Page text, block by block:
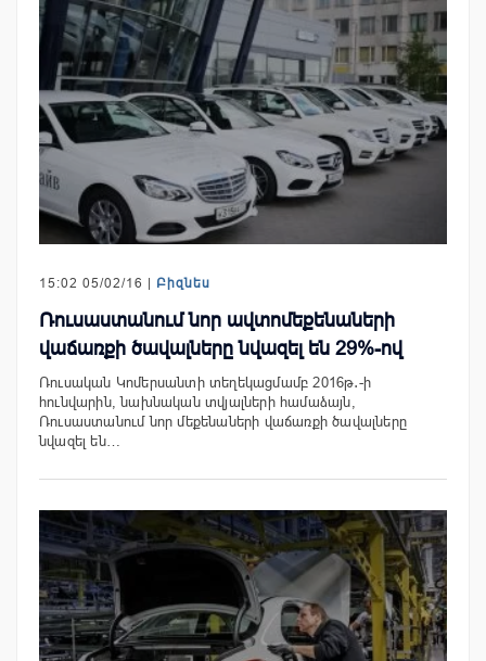
15:02 05/02/16 | Բիզնես
Ռուսաստանում նոր ավտոմեքենաների
վաճառքի ծավալները նվազել են 29%-ով
Ռուսական Կոմերսանտի տեղեկացմամբ 2016թ․-ի
հունվարին, նախնական տվյալների համաձայն,
Ռուսաստանում նոր մեքենաների վաճառքի ծավալները
նվազել են…